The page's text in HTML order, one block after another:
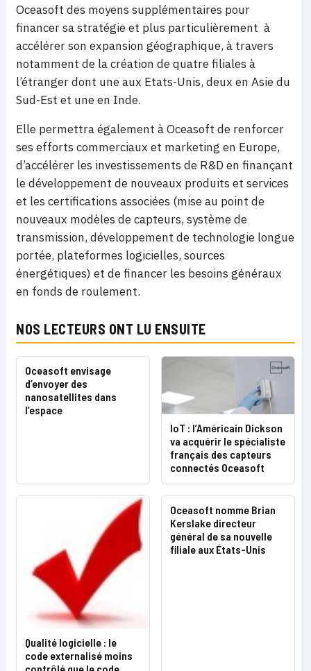
Oceasoft des moyens supplémentaires pour
financer sa stratégie et plus particulièrement à
accélérer son expansion géographique, à travers
notamment de la création de quatre filiales à
l’étranger dont une aux Etats-Unis, deux en Asie du
Sud-Est et une en Inde.
Elle permettra également à Oceasoft de renforcer
ses efforts commerciaux et marketing en Europe,
d’accélérer les investissements de R&D en finançant
le développement de nouveaux produits et services
et les certifications associées (mise au point de
nouveaux modèles de capteurs, système de
transmission, développement de technologie longue
portée, plateformes logicielles, sources
énergétiques) et de financer les besoins généraux
en fonds de roulement.
NOS LECTEURS ONT LU ENSUITE
Oceasoft envisage
d’envoyer des
nanosatellites dans
l’espace
IoT : l’Américain Dickson
va acquérir le spécialiste
français des capteurs
connectés Oceasoft
Qualité logicielle : le
code externalisé moins
Oceasoft nomme Brian
Kerslake directeur
général de sa nouvelle
filiale aux États-Unis